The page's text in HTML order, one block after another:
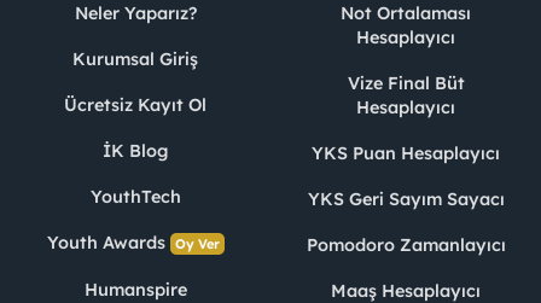
Neler Yaparız?
Kurumsal Giriş
Ücretsiz Kayıt Ol
İK Blog
YouthTech
Youth Awards Oy Ver
Humanspire
Not Ortalaması
Hesaplayıcı
Vize Final Büt
Hesaplayıcı
YKS Puan Hesaplayıcı
YKS Geri Sayım Sayacı
Pomodoro Zamanlayıcı
Maaş Hesaplayıcı